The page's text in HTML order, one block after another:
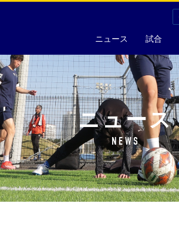
ニュース 試合
ニュース
NEWS